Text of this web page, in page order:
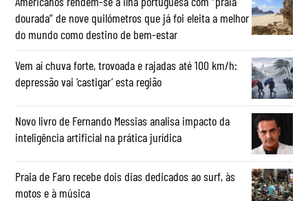
dourada” de nove quilómetros que já foi eleita a melhor
do mundo como destino de bem-estar
Vem aí chuva forte, trovoada e rajadas até 100 km/h:
depressão vai ‘castigar’ esta região
Novo livro de Fernando Messias analisa impacto da
inteligência artificial na prática jurídica
Praia de Faro recebe dois dias dedicados ao surf, às
motos e à música